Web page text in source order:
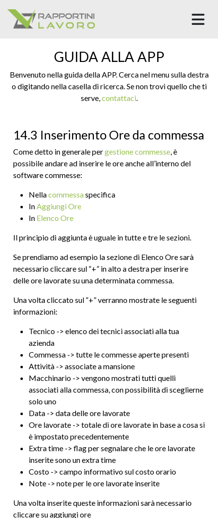
GUIDA ALLA APP
Benvenuto nella guida della APP. Cerca nel menu sulla destra
o digitando nella casella di ricerca. Se non trovi quello che ti
serve,contattaci.
14.3 Inserimento Ore da commessa
Come detto in generale pergestione commesse, è
possibile andare ad inserire le ore anche all’interno del
software commesse:
Nellacommessaspecifica
InAggiungi Ore
In Elenco Ore
Il principio di aggiunta è uguale in tutte e tre le sezioni.
Se prendiamo ad esempio la sezione di Elenco Ore sarà
necessario cliccare sul “+” in alto a destra per inserire
delle ore lavorate su una determinata commessa.
Una volta cliccato sul “+” verranno mostrate le seguenti
informazioni:
Tecnico -> elenco dei tecnici associati alla tua
azienda
Commessa -> tutte le commesse aperte presenti
Attività -> associate a mansione
Macchinario -> vengono mostrati tutti quelli
associati alla commessa, con possibilità di sceglierne
solo uno
Data -> data delle ore lavorate
Ore lavorate -> totale di ore lavorate in base a cosa si
è impostato precedentemente
Extra time -> flag per segnalare che le ore lavorate
inserite sono un extra time
Costo -> campo informativo sul costo orario
Note -> note per le ore lavorate inserite
Una volta inserite queste informazioni sarà necessario
cliccare su aggiungi ore